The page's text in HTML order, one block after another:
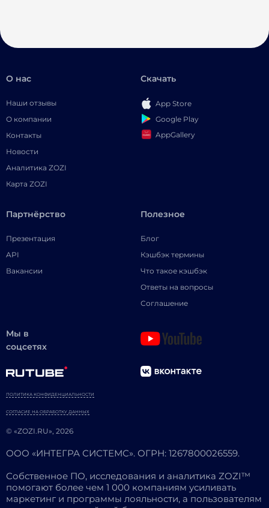
О нас
Наши отзывы
О компании
Контакты
Новости
Аналитика ZOZI
Карта ZOZI
Скачать
App Store
Google Play
AppGallery
Партнёрство
Презентация
API
Вакансии
Полезное
Блог
Кэшбэк термины
Что такое кэшбэк
Ответы на вопросы
Соглашение
Мы в
соцсетях
© «ZOZI.RU», 2026
ПОЛИТИКА КОНФИДЕНЦИАЛЬНОСТИ
СОГЛАСИЕ НА ОБРАБОТКУ ДАННЫХ
ООО «ИНТЕГРА СИСТЕМС». ОГРН: 1267800026559.
Собственное ПО, исследования и аналитика ZOZI™
помогают более чем 1 000 компаниям усиливать
маркетинг и программы лояльности, а пользователям